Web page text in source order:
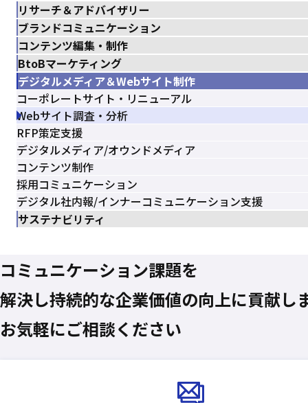
リサーチ＆アドバイザリー
ブランドコミュニケーション
コンテンツ編集・制作
BtoBマーケティング
デジタルメディア＆Webサイト制作
コーポレートサイト・リニューアル
Webサイト調査・分析
RFP策定支援
デジタルメディア/オウンドメディア
コンテンツ制作
採用コミュニケーション
デジタル社内報/インナーコミュニケーション支援
サステナビリティ
コミュニケーション課題を
解決し持続的な企業価値の向上に貢献し
お気軽にご相談ください